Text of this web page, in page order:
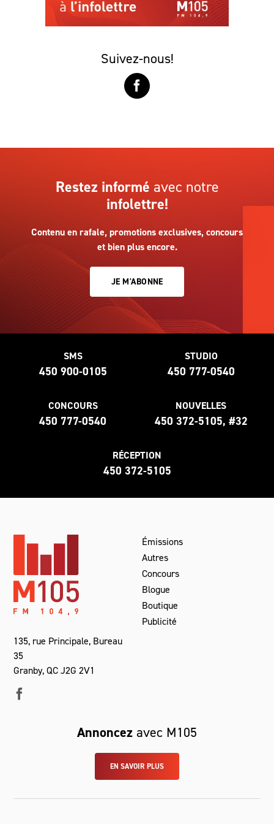
Suivez-nous!
Restez informé avec notre
infolettre!
Contenu en rafale, promotions exclusives, concours
et bien plus encore.
JE M'ABONNE
SMS
450 900-0105
STUDIO
450 777-0540
CONCOURS
450 777-0540
NOUVELLES
450 372-5105, #32
RÉCEPTION
450 372-5105
135, rue Principale, Bureau
35
Granby, QC J2G 2V1
Émissions
Autres
Concours
Blogue
Boutique
Publicité
Annoncez avec M105
EN SAVOIR PLUS